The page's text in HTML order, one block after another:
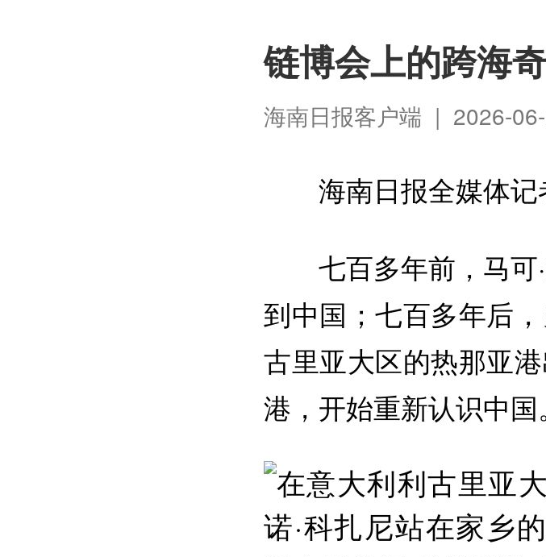
链博会上的跨海
海南日报客户端 | 2026-
海南日报全媒体
七百多年前，马
到中国；七百多年后
古里亚大区的热那亚
港，开始重新认识中国。